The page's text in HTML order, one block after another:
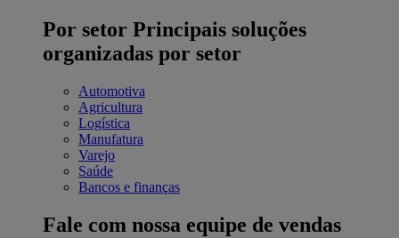
Por setor Principais soluções
organizadas por setor
Automotiva
Agricultura
Logística
Manufatura
Varejo
Saúde
Bancos e finanças
Fale com nossa equipe de vendas